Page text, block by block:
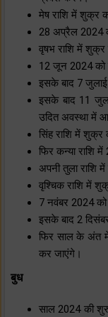
मेष राशि में शुक्र
28 अप्रैल 2024
वृषभ राशि में शुक्र
12 जून 2024 को
इसके बाद 7
इसके बाद 11
उदित अवस्था में
सिंह राशि में शुक्र
फिर कन्या राशि
अपनी तुला राशि
वृश्चिक राशि में
7 नवंबर 2024
इसके बाद 2
फिर साल के अंत
कर जाएंगे।
बुध
साल 2024 की